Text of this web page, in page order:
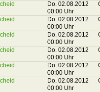
Do. 02.08.2012
00:00 Uhr
Do. 02.08.2012
00:00 Uhr
Do. 02.08.2012
00:00 Uhr
Do. 02.08.2012
00:00 Uhr
Do. 02.08.2012
00:00 Uhr
Do. 02.08.2012
00:00 Uhr